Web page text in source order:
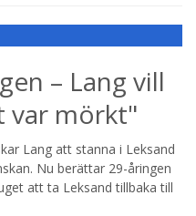
– Lang vill
var mörkt"
Lang att stanna i Leksand
Nu berättar 29-åringen
att ta Leksand tillbaka till